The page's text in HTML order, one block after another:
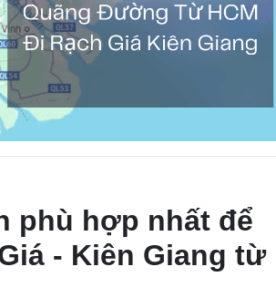
phù hợp nhất để
- Kiên Giang từ